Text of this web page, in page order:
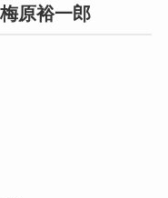
原裕一郎